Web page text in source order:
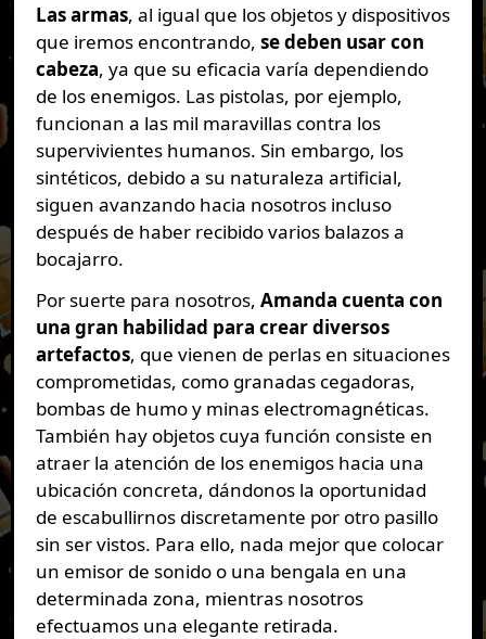
Las armas, al igual que los objetos y dispositivos
que iremos encontrando, se deben usar con
cabeza, ya que su eficacia varía dependiendo
de los enemigos. Las pistolas, por ejemplo,
funcionan a las mil maravillas contra los
supervivientes humanos. Sin embargo, los
sintéticos, debido a su naturaleza artificial,
siguen avanzando hacia nosotros incluso
después de haber recibido varios balazos a
bocajarro.
Por suerte para nosotros, Amanda cuenta con
una gran habilidad para crear diversos
artefactos, que vienen de perlas en situaciones
comprometidas, como granadas cegadoras,
bombas de humo y minas electromagnéticas.
También hay objetos cuya función consiste en
atraer la atención de los enemigos hacia una
ubicación concreta, dándonos la oportunidad
de escabullirnos discretamente por otro pasillo
sin ser vistos. Para ello, nada mejor que colocar
un emisor de sonido o una bengala en una
determinada zona, mientras nosotros
efectuamos una elegante retirada.